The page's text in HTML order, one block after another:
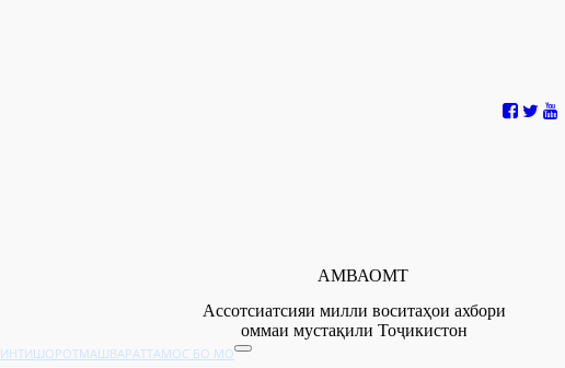
АМВАОМТ
Ассотсиатсияи милли воситаҳои ахбори
оммаи мустақили Тоҷикистон
ИНТИШОРОТМАШВАРАТТАМОС БО МО